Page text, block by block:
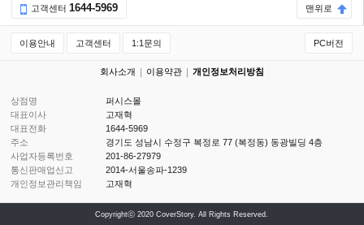
고객센터 1644-5969 맨위로
이용안내 고객센터 1:1문의 PC버전
회사소개 이용약관 개인정보처리방침
상점명
퍼시스몰
대표이사
고재혁
대표전화
1644-5969
주소
경기도 성남시 수정구 복정로 77 (복정동) 동광빌딩 4층
사업자등록번호
201-86-27979
통신판매업신고
2014-서울송파-1239
개인정보관리책임
고재혁
Copyrightⓒ 2020 CoverStory. All Rights Reserved.